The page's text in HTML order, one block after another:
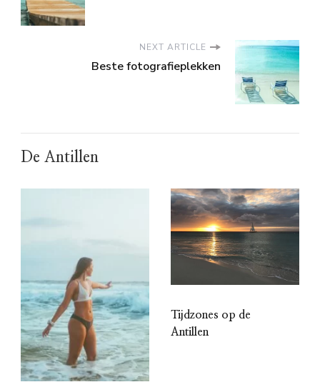
NEXT ARTICLE
Beste fotografieplekken
De Antillen
Tijdzones op de
Antillen